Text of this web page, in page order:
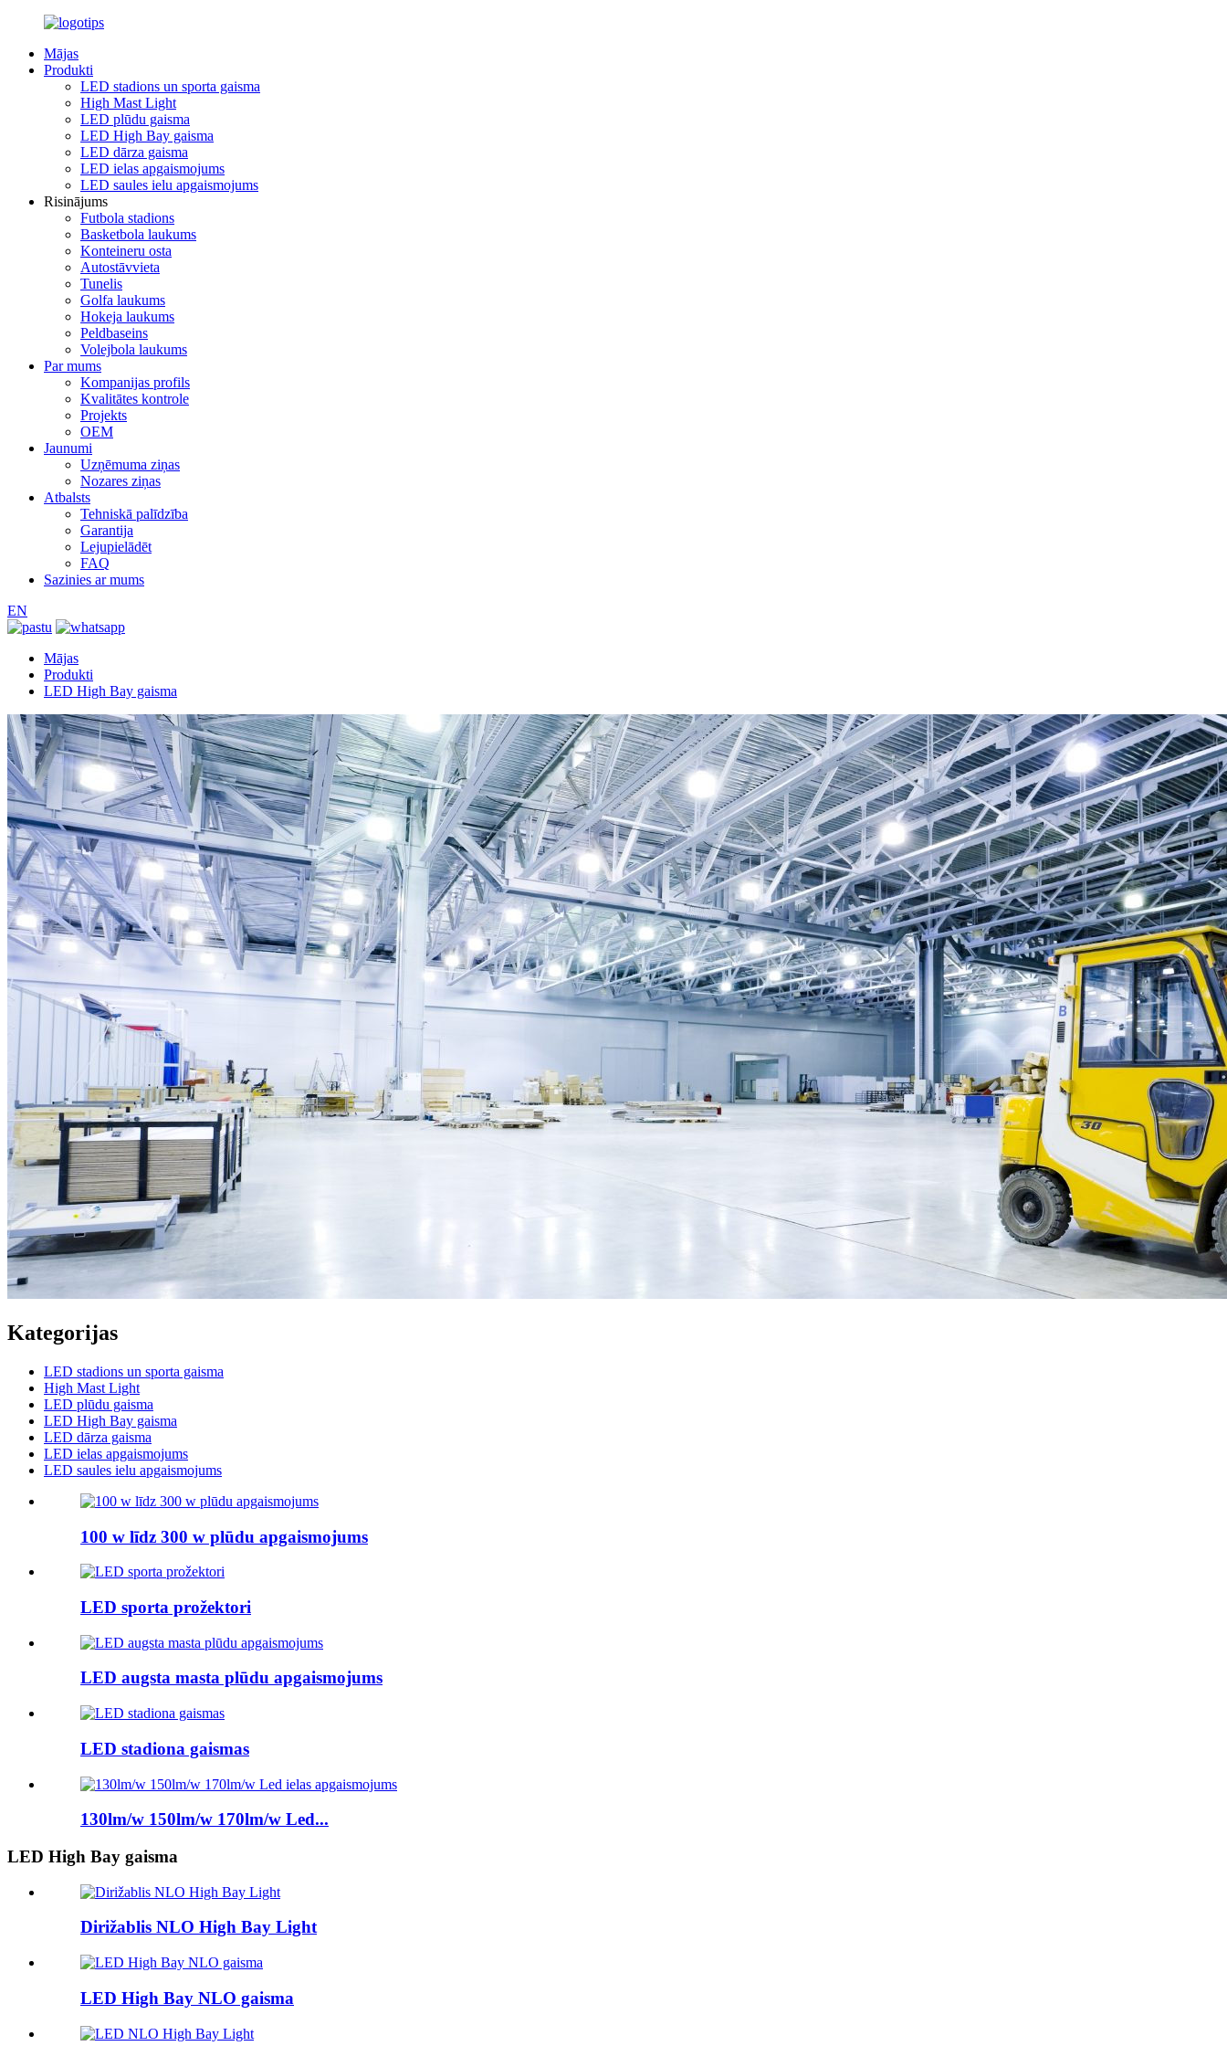
Mājas
Produkti
LED stadions un sporta gaisma
High Mast Light
LED plūdu gaisma
LED High Bay gaisma
LED dārza gaisma
LED ielas apgaismojums
LED saules ielu apgaismojums
Risinājums
Futbola stadions
Basketbola laukums
Konteineru osta
Autostāvvieta
Tunelis
Golfa laukums
Hokeja laukums
Peldbaseins
Volejbola laukums
Par mums
Kompanijas profils
Kvalitātes kontrole
Projekts
OEM
Jaunumi
Uzņēmuma ziņas
Nozares ziņas
Atbalsts
Tehniskā palīdzība
Garantija
Lejupielādēt
FAQ
Sazinies ar mums
EN
Mājas
Produkti
LED High Bay gaisma
Kategorijas
LED stadions un sporta gaisma
High Mast Light
LED plūdu gaisma
LED High Bay gaisma
LED dārza gaisma
LED ielas apgaismojums
LED saules ielu apgaismojums
100 w līdz 300 w plūdu apgaismojums
LED sporta prožektori
LED augsta masta plūdu apgaismojums
LED stadiona gaismas
130lm/w 150lm/w 170lm/w Led...
LED High Bay gaisma
Dirižablis NLO High Bay Light
LED High Bay NLO gaisma